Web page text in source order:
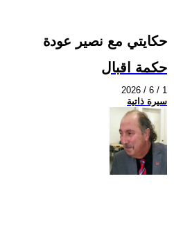
حكايتي مع نصير عودة
حكمة اقبال
2026 / 6 / 1
سيرة ذاتية